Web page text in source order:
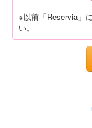
※以前「Reservia」
い。